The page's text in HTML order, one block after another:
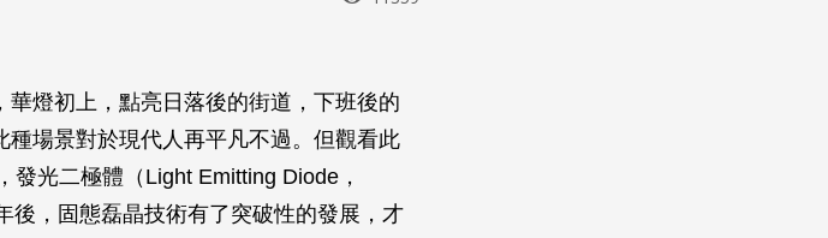
燈初上，點亮日落後的街道，下班後的
場景對於現代人再平凡不過。但觀看此
光二極體（Light Emitting Diode，
後，固態磊晶技術有了突破性的發展，才